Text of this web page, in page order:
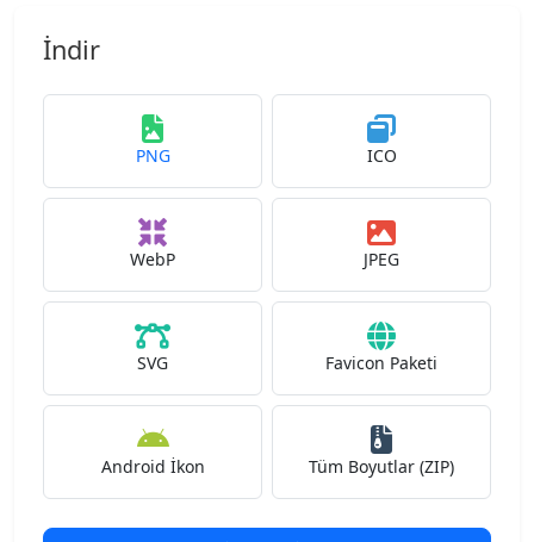
İndir
PNG ICO
WebP JPEG
SVG Favicon Paketi
Android İkon Tüm Boyutlar (ZIP)